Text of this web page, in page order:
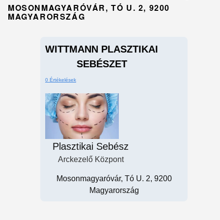
MOSONMAGYARÓVÁR, TÓ U. 2, 9200
MAGYARORSZÁG
WITTMANN PLASZTIKAI
SEBÉSZET
0 Értékelések
Plasztikai Sebész
Arckezelő Központ
Mosonmagyaróvár, Tó U. 2, 9200
Magyarország